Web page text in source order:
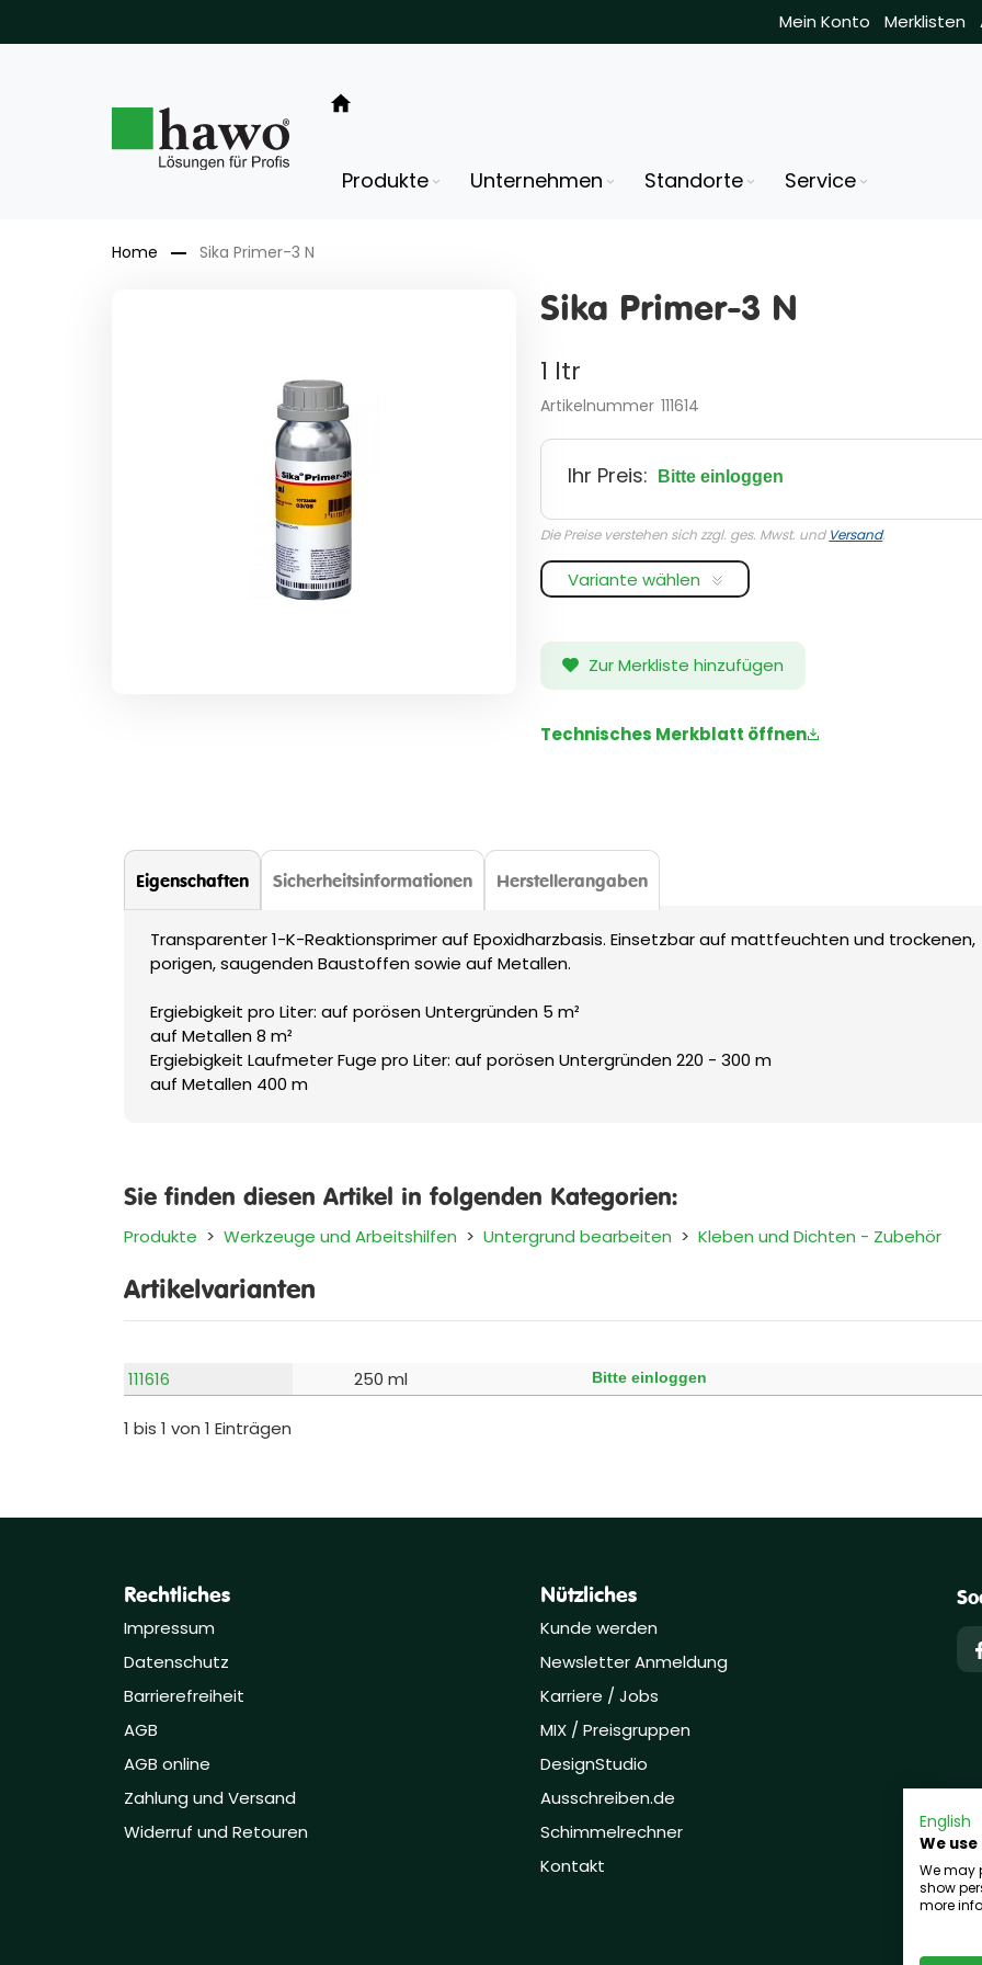
Inhalt
Mein Konto Merklisten
Produkte Unternehmen Standorte Service
Home Sika Primer-3 N
Sika Primer-3 N
1 ltr
Artikelnummer 111614
Ihr Preis: Bitte einloggen
Die Preise verstehen sich zzgl. ges. Mwst. und Versand.
Variante wählen
Zur Merkliste hinzufügen
Technisches Merkblatt öffnen
Eigenschaften
Transparenter 1-K-Reaktionsprimer auf Epoxidharzbasis. Einsetzbar auf mattfeuchten und trockenen,
porigen, saugenden Baustoffen sowie auf Metallen.
Ergiebigkeit pro Liter: auf porösen Untergründen 5 m²
auf Metallen 8 m²
Ergiebigkeit Laufmeter Fuge pro Liter: auf porösen Untergründen 220 - 300 m
auf Metallen 400 m
Sicherheitsinformationen Herstellerangaben
Sie finden diesen Artikel in folgenden Kategorien:
Produkte > Werkzeuge und Arbeitshilfen > Untergrund bearbeiten > Kleben und Dichten - Zubehör
Artikelvarianten
111616 250 ml Bitte einloggen
1 bis 1 von 1 Einträgen
Rechtliches
Impressum
Datenschutz
Barrierefreiheit
AGB
AGB online
Zahlung und Versand
Widerruf und Retouren
Nützliches
Kunde werden
Newsletter Anmeldung
Karriere / Jobs
MIX / Preisgruppen
DesignStudio
Ausschreiben.de
Schimmelrechner
Kontakt
English
We
We may
show
more